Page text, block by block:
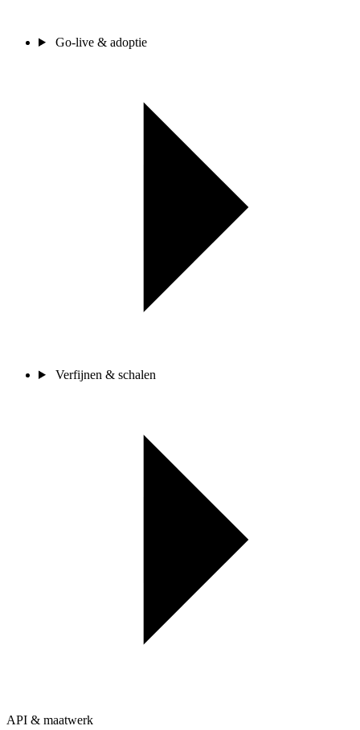
Go-live & adoptie
Verfijnen & schalen
API & maatwerk